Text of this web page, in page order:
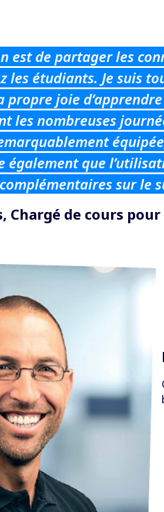
est de partager les
les étudiants. Je suis
joie d’apprendre
les nombreuses
également que
sur le
Chargé de cours